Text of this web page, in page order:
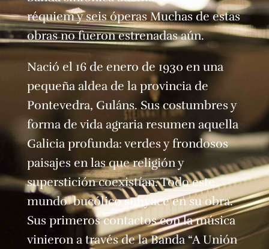
réquiem y seis óperas Muchas de estas
obras no fueron estrenadas aún.
Nació el 16 de enero de 1930 en una
pequeña aldea de la provincia de
Pontevedra, Guláns. Sus costumbres y
forma de vida agraria resumen aquella
Galicia profunda: verdes y frondosos
paisajes en las que religión y
superstición coexistían. Todo este
mundo bucólico subyace en su obra.
Sus primeros contactos con la música
vinieron a través de la Banda “A Unión